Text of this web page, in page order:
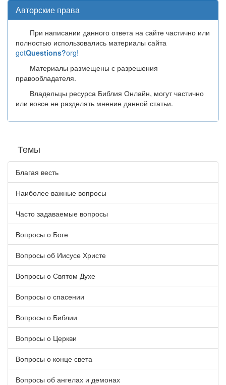
Авторские права
При написании данного ответа на сайте частично или
полностью использовались материалы сайта
gotQuestions?org!
Материалы размещены с разрешения
правообладателя.
Владельцы ресурса Библия Онлайн, могут частично
или вовсе не разделять мнение данной статьи.
Темы
Благая весть
Наиболее важные вопросы
Часто задаваемые вопросы
Вопросы о Боге
Вопросы об Иисусе Христе
Вопросы о Святом Духе
Вопросы о спасении
Вопросы о Библии
Вопросы о Церкви
Вопросы о конце света
Вопросы об ангелах и демонах